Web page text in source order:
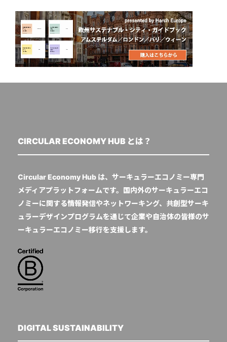
CIRCULAR ECONOMY HUB とは？
Circular Economy Hub は、サーキュラーエコノミー専門
メディアプラットフォームです。国内外のサーキュラーエコ
ノミーに関する情報発信やネットワーキング、共創型サーキ
ュラーデザインプログラムを通じて企業や自治体の皆様のサ
ーキュラーエコノミー移行を支援します。
DIGITAL SUSTAINABILITY